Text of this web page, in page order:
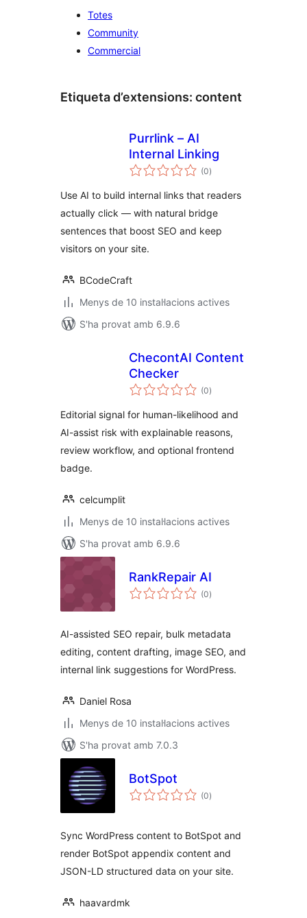
Totes
Community
Commercial
Etiqueta d’extensions: content
Purrlink – AI
Internal Linking
(0puntuacions
totals
)
Use AI to build internal links that readers
actually click — with natural bridge
sentences that boost SEO and keep
visitors on your site.
BCodeCraft
Menys de 10 instal·lacions actives
S'ha provat amb 6.9.6
ChecontAI Content
Checker
(0puntuacions
totals
)
Editorial signal for human-likelihood and
AI-assist risk with explainable reasons,
review workflow, and optional frontend
badge.
celcumplit
Menys de 10 instal·lacions actives
S'ha provat amb 6.9.6
RankRepair AI
(0puntuacions
totals
)
AI-assisted SEO repair, bulk metadata
editing, content drafting, image SEO, and
internal link suggestions for WordPress.
Daniel Rosa
Menys de 10 instal·lacions actives
S'ha provat amb 7.0.3
BotSpot
(0puntuacions
totals
)
Sync WordPress content to BotSpot and
render BotSpot appendix content and
JSON-LD structured data on your site.
haavardmk